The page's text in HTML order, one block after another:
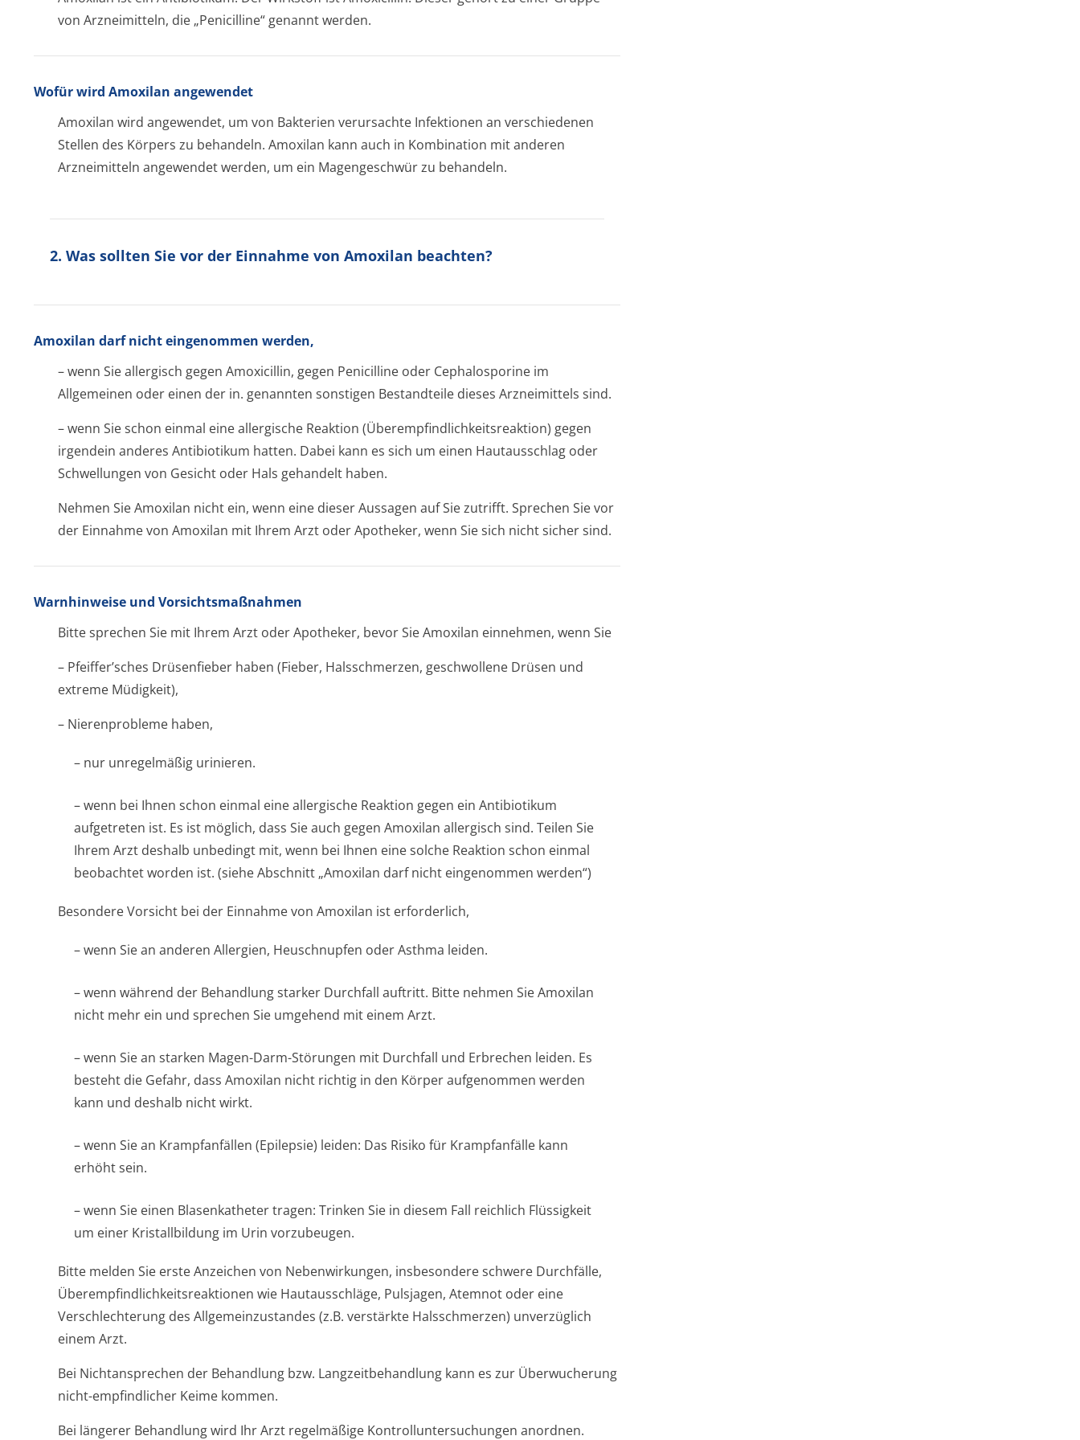
von Arzneimitteln, die „Penicilline“ genannt werden.
Wofür wird Amoxilan angewendet
Amoxilan wird angewendet, um von Bakterien verursachte Infektionen an verschiedenen
Stellen des Körpers zu behandeln. Amoxilan kann auch in Kombination mit anderen
Arzneimitteln angewendet werden, um ein Magengeschwür zu behandeln.
2. Was sollten Sie vor der Einnahme von Amoxilan beachten?
Amoxilan darf nicht eingenommen werden,
– wenn Sie allergisch gegen Amoxicillin, gegen Penicilline oder Cephalosporine im
Allgemeinen oder einen der in. genannten sonstigen Bestandteile dieses Arzneimittels sind.
– wenn Sie schon einmal eine allergische Reaktion (Überempfindlichke­itsreaktion) gegen
irgendein anderes Antibiotikum hatten. Dabei kann es sich um einen Hautausschlag oder
Schwellungen von Gesicht oder Hals gehandelt haben.
Nehmen Sie Amoxilan nicht ein, wenn eine dieser Aussagen auf Sie zutrifft. Sprechen Sie vor
der Einnahme von Amoxilan mit Ihrem Arzt oder Apotheker, wenn Sie sich nicht sicher sind.
Warnhinweise und Vorsichtsmaßnahmen
Bitte sprechen Sie mit Ihrem Arzt oder Apotheker, bevor Sie Amoxilan einnehmen, wenn Sie
– Pfeiffer’sches Drüsenfieber haben (Fieber, Halsschmerzen, geschwollene Drüsen und
extreme Müdigkeit),
– Nierenprobleme haben,
– nur unregelmäßig urinieren.
– wenn bei Ihnen schon einmal eine allergische Reaktion gegen ein Antibiotikum
aufgetreten ist. Es ist möglich, dass Sie auch gegen Amoxilan allergisch sind. Teilen Sie
Ihrem Arzt deshalb unbedingt mit, wenn bei Ihnen eine solche Reaktion schon einmal
beobachtet worden ist. (siehe Abschnitt „Amoxilan darf nicht eingenommen werden“)
Besondere Vorsicht bei der Einnahme von Amoxilan ist erforderlich,
– wenn Sie an anderen Allergien, Heuschnupfen oder Asthma leiden.
– wenn während der Behandlung starker Durchfall auftritt. Bitte nehmen Sie Amoxilan
nicht mehr ein und sprechen Sie umgehend mit einem Arzt.
– wenn Sie an starken Magen-Darm-Störungen mit Durchfall und Erbrechen leiden. Es
besteht die Gefahr, dass Amoxilan nicht richtig in den Körper aufgenommen werden
kann und deshalb nicht wirkt.
– wenn Sie an Krampfanfällen (Epilepsie) leiden: Das Risiko für Krampfanfälle kann
erhöht sein.
– wenn Sie einen Blasenkatheter tragen: Trinken Sie in diesem Fall reichlich Flüssigkeit
um einer Kristallbildung im Urin vorzubeugen.
Bitte melden Sie erste Anzeichen von Nebenwirkungen, insbesondere schwere Durchfälle,
Überempfindlichke­itsreaktionen wie Hautausschläge, Pulsjagen, Atemnot oder eine
Verschlechterung des Allgemeinzustandes (z.B. verstärkte Halsschmerzen) unverzüglich
einem Arzt.
Bei Nichtansprechen der Behandlung bzw. Langzeitbehandlung kann es zur Überwucherung
nicht-empfindlicher Keime kommen.
Bei längerer Behandlung wird Ihr Arzt regelmäßige Kontrollunter­suchungen anordnen.